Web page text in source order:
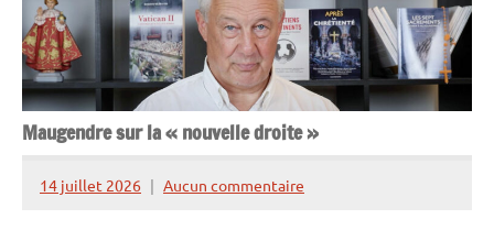
Maugendre sur la « nouvelle droite »
14 juillet 2026
Henry
Aucun commentaire